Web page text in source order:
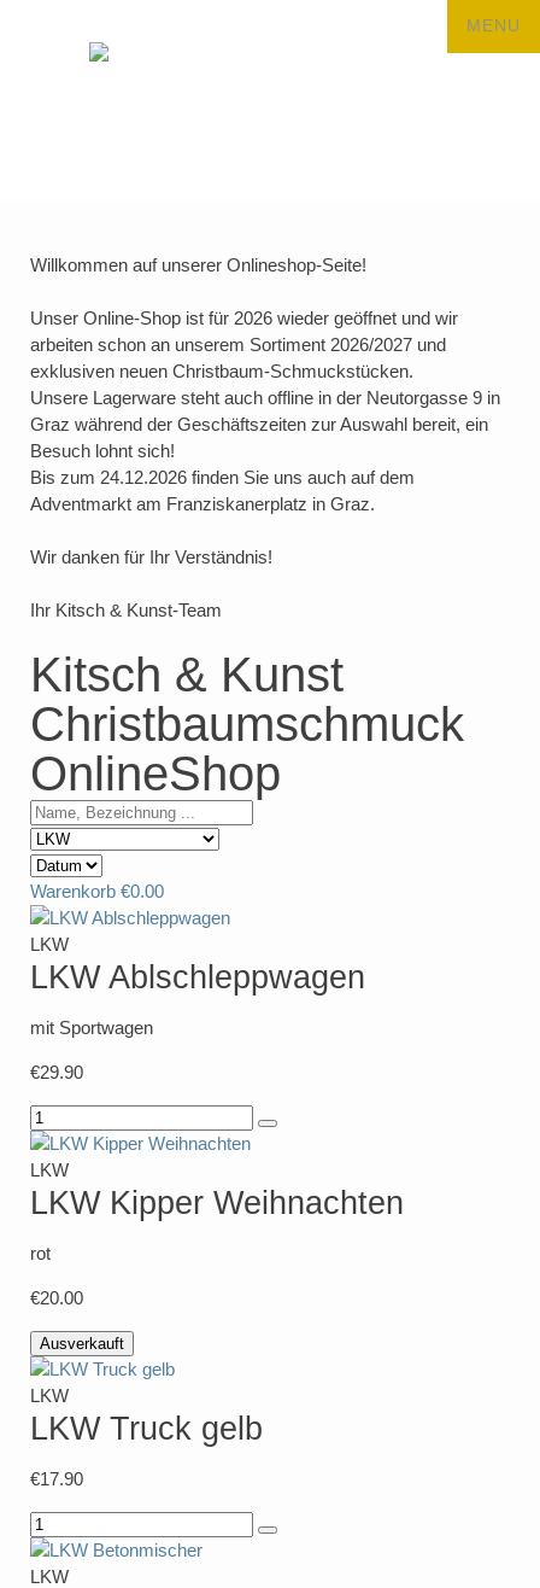
Willkommen auf unserer Onlineshop-Seite!
Unser Online-Shop ist für 2026 wieder geöffnet und wir
arbeiten schon an unserem Sortiment 2026/2027 und
exklusiven neuen Christbaum-Schmuckstücken.
Unsere Lagerware steht auch offline in der Neutorgasse 9 in
Graz während der Geschäftszeiten zur Auswahl bereit, ein
Besuch lohnt sich!
Bis zum 24.12.2026 finden Sie uns auch auf dem
Adventmarkt am Franziskanerplatz in Graz.
Wir danken für Ihr Verständnis!
Ihr Kitsch & Kunst-Team
Kitsch & Kunst
Christbaumschmuck
OnlineShop
Warenkorb €0.00
LKW
LKW Ablschleppwagen
mit Sportwagen
€29.90
LKW
LKW Kipper Weihnachten
rot
€20.00
Ausverkauft
LKW
LKW Truck gelb
€17.90
LKW